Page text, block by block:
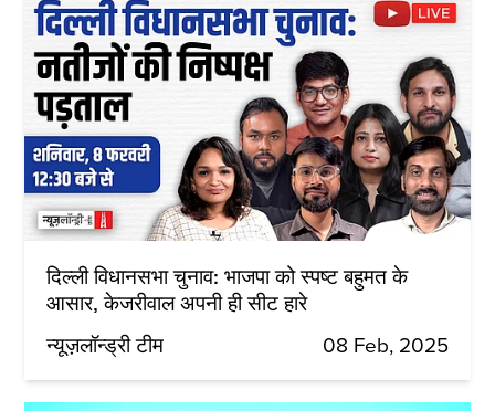
दिल्ली विधानसभा चुनाव: भाजपा को स्पष्ट बहुमत के
आसार, केजरीवाल अपनी ही सीट हारे
न्यूज़लॉन्ड्री टीम 08 Feb, 2025